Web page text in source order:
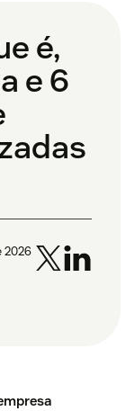
é,
e 6
2026